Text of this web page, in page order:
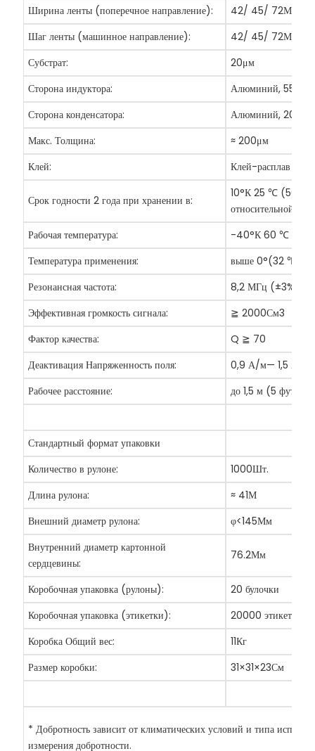
Ширина ленты (поперечное направление):
42/ 45/ 72Мм
Шаг ленты (машинное направление):
42/ 45/ 72Мм
Субстрат:
20μм
Сторона индуктора:
Алюминий, 55μм
Сторона конденсатора:
Алюминий, 20μм
Макс. Толщина:
≈200μм
Клей:
Клей-расплав
Срок годности 2 года при хранении в:
10°К 25℃ (50°К
относительной
Рабочая температура:
-40°К 60℃
Температура применения:
выше 0°(32℉
Резонансная частота:
8,2 МГц (±3%)
Эффективная громкость сигнала:
≧2000См3
Фактор качества:
Q ≧ 70
Деактивация Напряженность поля:
0,9 А/м— 1,5 А/м
Рабочее расстояние:
до 1,5 м (5 футов)
Стандартный формат упаковки
Количество в рулоне:
1000Шт.
Длина рулона:
≈ 41М
Внешний диаметр рулона:
φ<145Мм
Внутренний диаметр картонной
сердцевины:
76.2Мм
Коробочная упаковка (рулоны):
20 булочки
Коробочная упаковка (этикетки):
20000 этикетки
Коробка Общий вес:
11Кг
Размер коробки:
31×31×23См
* Добротность зависит от климатических условий и типа
измерения добротности.